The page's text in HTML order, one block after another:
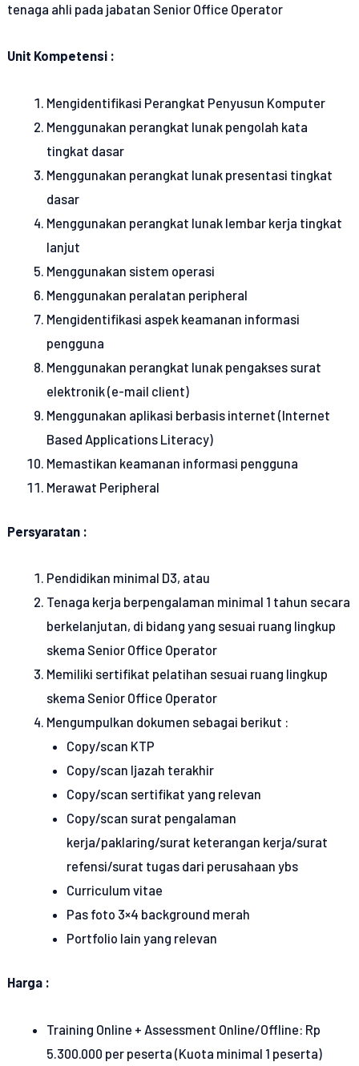
tenaga ahli pada jabatan Senior Office Operator
Unit Kompetensi :
Mengidentifikasi Perangkat Penyusun Komputer
Menggunakan perangkat lunak pengolah kata
tingkat dasar
Menggunakan perangkat lunak presentasi tingkat
dasar
Menggunakan perangkat lunak lembar kerja tingkat
lanjut
Menggunakan sistem operasi
Menggunakan peralatan peripheral
Mengidentifikasi aspek keamanan informasi
pengguna
Menggunakan perangkat lunak pengakses surat
elektronik (e-mail client)
Menggunakan aplikasi berbasis internet (Internet
Based Applications Literacy)
Memastikan keamanan informasi pengguna
Merawat Peripheral
Persyaratan :
Pendidikan minimal D3, atau
Tenaga kerja berpengalaman minimal 1 tahun secara
berkelanjutan, di bidang yang sesuai ruang lingkup
skema Senior Office Operator
Memiliki sertifikat pelatihan sesuai ruang lingkup
skema Senior Office Operator
Mengumpulkan dokumen sebagai berikut :
Copy/scan KTP
Copy/scan Ijazah terakhir
Copy/scan sertifikat yang relevan
Copy/scan surat pengalaman
kerja/paklaring/surat keterangan kerja/surat
refensi/surat tugas dari perusahaan ybs
Curriculum vitae
Pas foto 3×4 background merah
Portfolio lain yang relevan
Harga :
Training Online + Assessment Online/Offline: Rp
5.300.000 per peserta (Kuota minimal 1 peserta)